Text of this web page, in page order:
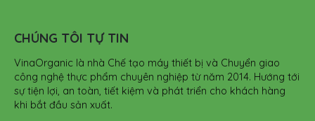
CHÚNG TÔI TỰ TIN
VinaOrganic là nhà Chế tạo máy thiết bị và Chuyển giao
công nghệ thực phẩm chuyên nghiệp từ năm 2014. Hướng tới
sự tiện lợi, an toàn, tiết kiệm và phát triển cho khách hàng
khi bắt đầu sản xuất.